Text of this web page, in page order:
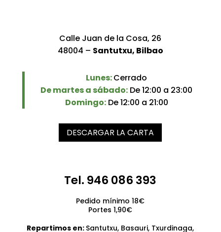
Calle Juan de la Cosa, 26
48004 – Santutxu, Bilbao
Lunes:Cerrado
De martes a sábado: De 12:00 a 23:00
Domingo:De 12:00 a 21:00
DESCARGAR LA CARTA
Tel. 946 086 393
Pedido mínimo 18€
Portes 1,90€
Repartimos en: Santutxu, Basauri, Txurdinaga,